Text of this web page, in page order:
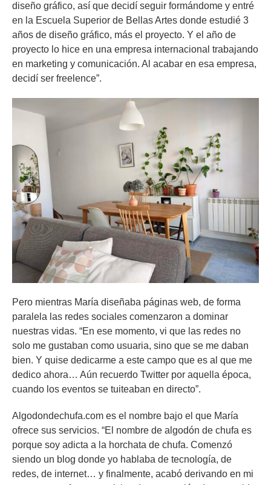
diseño gráfico, así que decidí seguir formándome y entré
en la Escuela Superior de Bellas Artes donde estudié 3
años de diseño gráfico, más el proyecto. Y el año de
proyecto lo hice en una empresa internacional trabajando
en marketing y comunicación. Al acabar en esa empresa,
decidí ser freelence”.
Pero mientras María diseñaba páginas web, de forma
paralela las redes sociales comenzaron a dominar
nuestras vidas. “En ese momento, vi que las redes no
solo me gustaban como usuaria, sino que se me daban
bien. Y quise dedicarme a este campo que es al que me
dedico ahora… Aún recuerdo Twitter por aquella época,
cuando los eventos se tuiteaban en directo”.
Algodondechufa.com es el nombre bajo el que María
ofrece sus servicios. “El nombre de algodón de chufa es
porque soy adicta a la horchata de chufa. Comenzó
siendo un blog donde yo hablaba de tecnología, de
redes, de internet… y finalmente, acabó derivando en mi